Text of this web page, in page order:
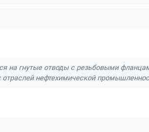
на гнутые отводы с резьбовыми
нефтехимической